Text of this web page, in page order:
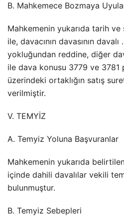
B. Mahkemece Bozmaya
Mahkemenin yukarıda tarih ve
ile, davacının davasının
yokluğundan reddine, diğer
ile dava konusu 3779 ve 3781
üzerindeki ortaklığın satış
verilmiştir.
V. TEMYİZ
A. Temyiz Yoluna Başvuranlar
Mahkemenin yukarıda
içinde dahili davalılar vekili
bulunmuştur.
B. Temyiz Sebepleri